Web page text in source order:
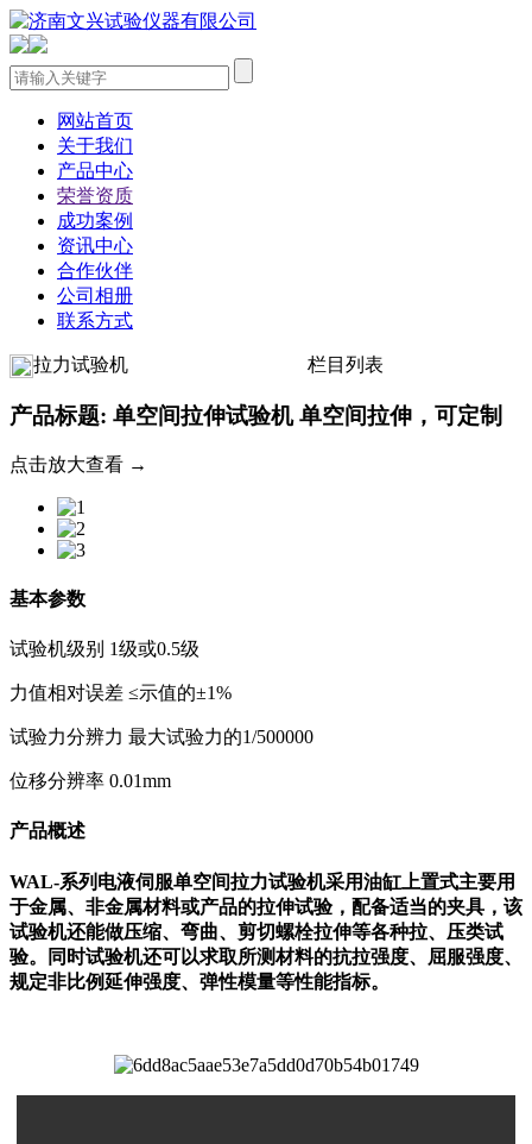
网站首页
关于我们
产品中心
荣誉资质
成功案例
资讯中心
合作伙伴
公司相册
联系方式
拉力试验机 栏目列表
产品标题: 单空间拉伸试验机 单空间拉伸，可定制
点击放大查看 →
基本参数
试验机级别 1级或0.5级
力值相对误差 ≤示值的±1%
试验力分辨力 最大试验力的1/500000
位移分辨率 0.01mm
产品概述
WAL-系列电液伺服单空间拉力试验机采用油缸上置式主要用
于金属、非金属材料或产品的拉伸试验，配备适当的夹具，该
试验机还能做压缩、弯曲、剪切螺栓拉伸等各种拉、压类试
验。同时试验机还可以求取所测材料的抗拉强度、屈服强度、
规定非比例延伸强度、弹性模量等性能指标。